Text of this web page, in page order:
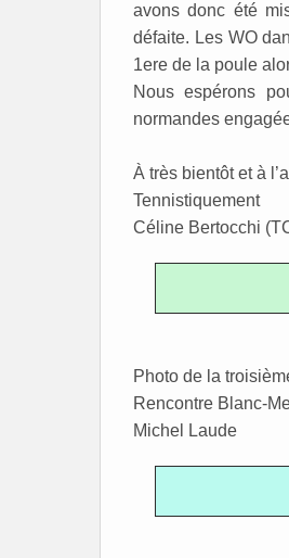
avons donc été
défaite. Les WO
1ere de la poule
Nous espérons
normandes
À très bientôt et à
Tennistiquement
Céline Bertocchi
Photo de la
Rencontre Blanc-
Michel Laude